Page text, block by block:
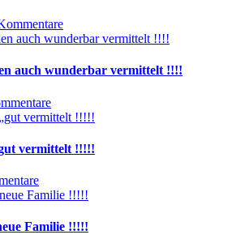
auch wunderbar vermittelt !!!!
vermittelt !!!!!
Familie !!!!!